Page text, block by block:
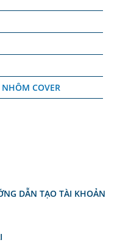
COVER
DẪN TẠO TÀI KHOẢN